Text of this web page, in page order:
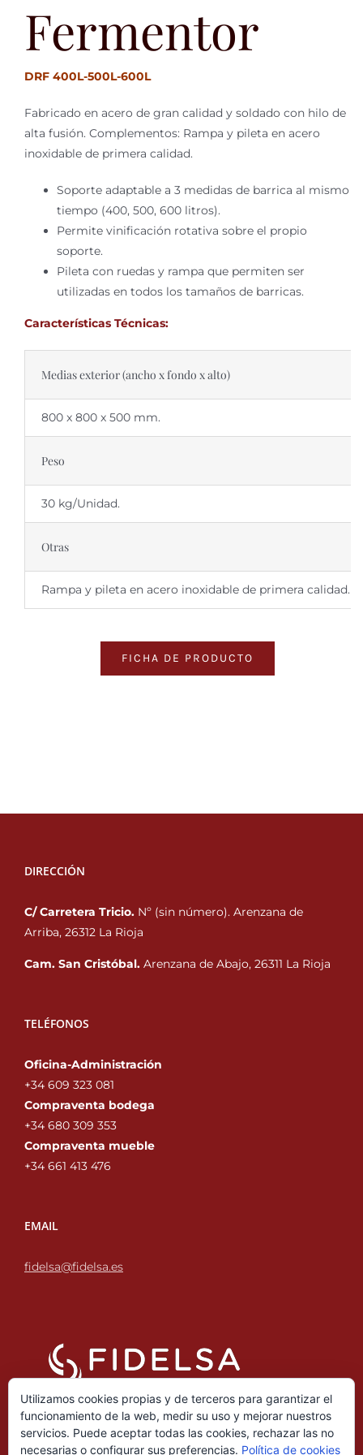
Fermentor
DRF 400L-500L-600L
Fabricado en acero de gran calidad y soldado con hilo de
alta fusión. Complementos: Rampa y pileta en acero
inoxidable de primera calidad.
Soporte adaptable a 3 medidas de barrica al mismo
tiempo (400, 500, 600 litros).
Permite vinificación rotativa sobre el propio
soporte.
Pileta con ruedas y rampa que permiten ser
utilizadas en todos los tamaños de barricas.
Características Técnicas:
Medias exterior (ancho x fondo x alto)
800 x 800 x 500 mm.
Peso
30 kg/Unidad.
Otras
Rampa y pileta en acero inoxidable de primera calidad.
FICHA DE PRODUCTO
DIRECCIÓN
C/ Carretera Tricio. Nº (sin número). Arenzana de
Arriba, 26312 La Rioja
Cam. San Cristóbal. Arenzana de Abajo, 26311 La Rioja
TELÉFONOS
Oficina-Administración
+34 609 323 081
Compraventa bodega
+34 680 309 353‬
Compraventa mueble
+34 661 413 476‬
EMAIL
fidelsa@fidelsa.es
Utilizamos cookies propias y de terceros para garantizar el
funcionamiento de la web, medir su uso y mejorar nuestros
servicios. Puede aceptar todas las cookies, rechazar las no
necesarias o configurar sus preferencias. Política de cookies